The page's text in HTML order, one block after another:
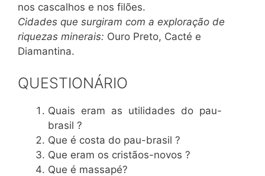
nos cascalhos e nos filões.
Cidades que surgiram com a exploração de
riquezas minerais: Ouro Preto, Cacté e
Diamantina.
QUESTIONÁRIO
Quais eram as utilidades do pau-
brasil ?
Que é costa do pau-brasil ?
Que eram os cristãos-novos ?
Que é massapé?